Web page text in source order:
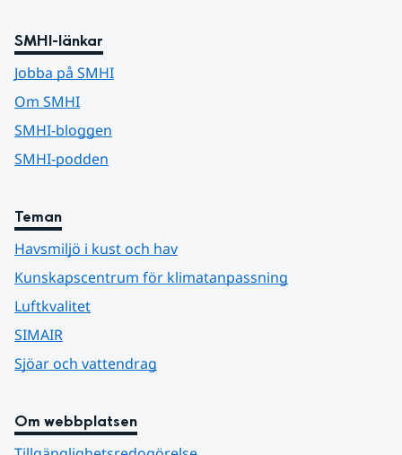
SMHI-länkar
Jobba på SMHI
Om SMHI
SMHI-bloggen
SMHI-podden
Teman
Havsmiljö i kust och hav
Kunskapscentrum för klimatanpassning
Luftkvalitet
SIMAIR
Sjöar och vattendrag
Om webbplatsen